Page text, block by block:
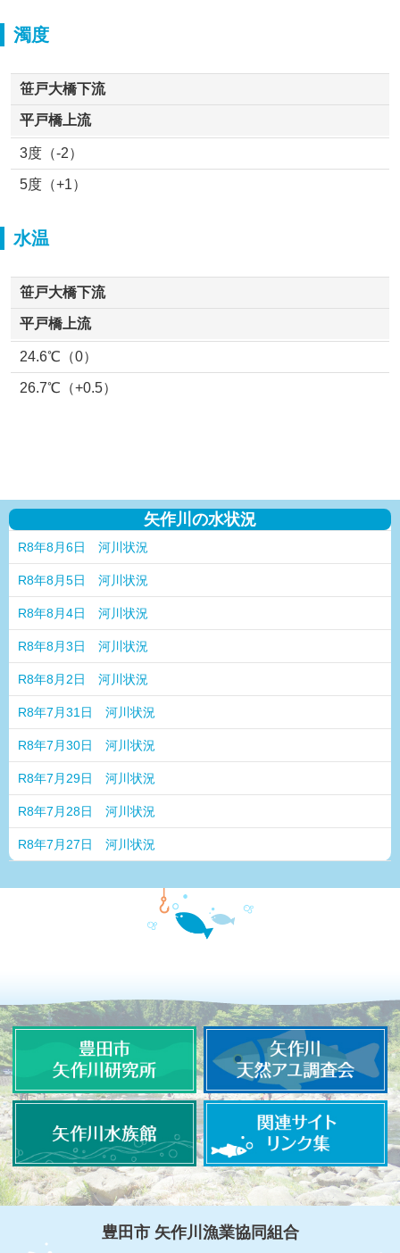
濁度
笹戸大橋下流
平戸橋上流
3度（-2）
5度（+1）
水温
笹戸大橋下流
平戸橋上流
24.6℃（0）
26.7℃（+0.5）
矢作川の水状況
R8年8月6日 河川状況
R8年8月5日 河川状況
R8年8月4日 河川状況
R8年8月3日 河川状況
R8年8月2日 河川状況
R8年7月31日 河川状況
R8年7月30日 河川状況
R8年7月29日 河川状況
R8年7月28日 河川状況
R8年7月27日 河川状況
豊田市 矢作川漁業協同組合